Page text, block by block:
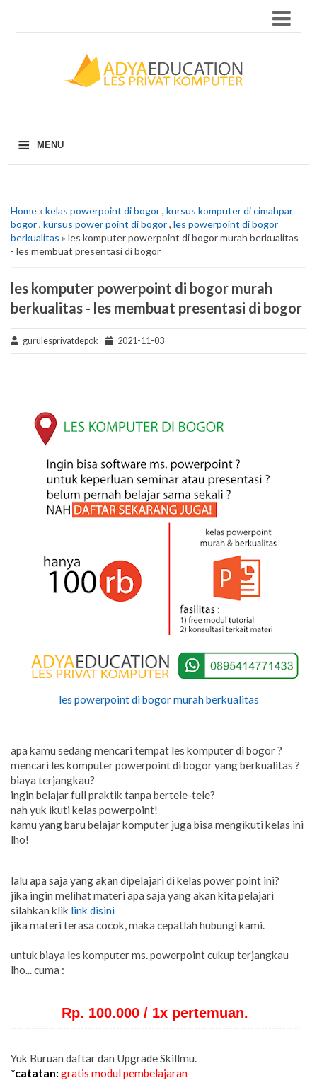
≡ MENU
Home» kelas powerpoint di bogor, kursus komputer di cimahpar
bogor, kursus power point di bogor, les powerpoint di bogor
berkualitas » les komputer powerpoint di bogor murah berkualitas
- les membuat presentasi di bogor
les komputer powerpoint di bogor murah
berkualitas - les membuat presentasi di bogor
gurulesprivatdepok 2021-11-03
les powerpoint di bogor murah berkualitas
apa kamu sedang mencari tempat les komputer di bogor ?
mencari les komputer powerpoint di bogor yang berkualitas ?
biaya terjangkau?
ingin belajar full praktik tanpa bertele-tele?
nah yuk ikuti kelas powerpoint!
kamu yang baru belajar komputer juga bisa mengikuti kelas ini
lho!
lalu apa saja yang akan dipelajari di kelas power point ini?
jika ingin melihat materi apa saja yang akan kita pelajari
silahkan klik link disini
jika materi terasa cocok, maka cepatlah hubungi kami.
untuk biaya les komputer ms. powerpoint cukup terjangkau
lho... cuma :
Rp. 100.000 / 1x pertemuan.
Yuk Buruan daftar dan Upgrade Skillmu.
*catatan: gratis modul pembelajaran